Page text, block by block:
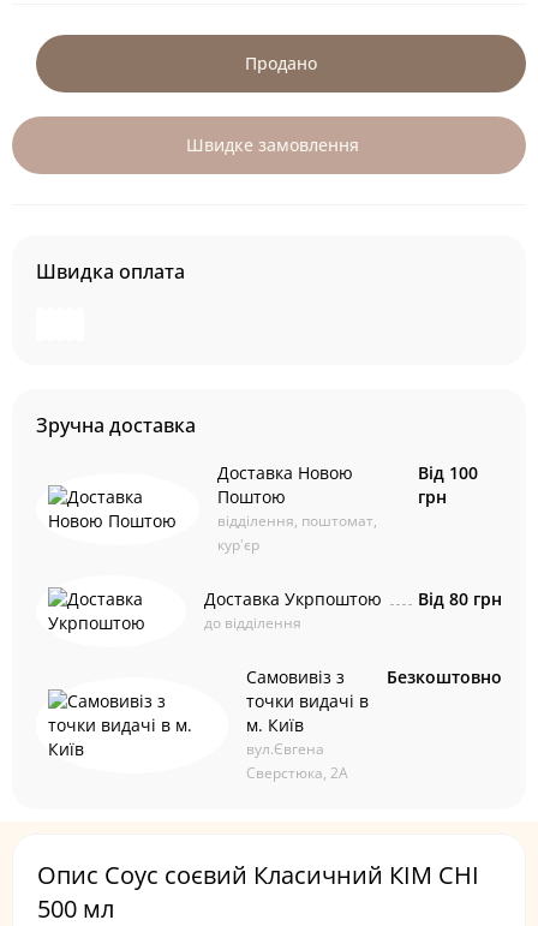
Продано
Швидке замовлення
Швидка оплата
Зручна доставка
Доставка Новою
Поштою
відділення, поштомат,
кур'єр
Від 100
грн
Доставка Укрпоштою
до відділення
Від 80 грн
Самовивіз з
точки видачі в
м. Київ
вул.Євгена
Сверстюка, 2А
Безкоштовно
Опис Соус соєвий Класичний КІМ СНІ
500 мл